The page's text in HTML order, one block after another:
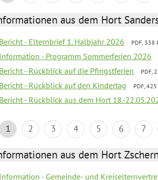
aus dem Hort
Bericht - Elternbrief 1. Halbjahr 2026 PDF, 338
Information - Programm Sommerferien 2026
Bericht - Rückblick auf die Pfingstferien PDF,
Bericht - Rückblick auf den Kindertag PDF,
Bericht - Rückblick aus dem Hort 18.-
1 2 3 4 5 6 7
aus dem Hort
Information - Gemeinde- und